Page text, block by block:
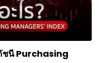
ชนี Purchasing